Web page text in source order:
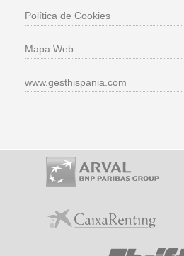
Política de Cookies
Mapa Web
www.gesthispania.com